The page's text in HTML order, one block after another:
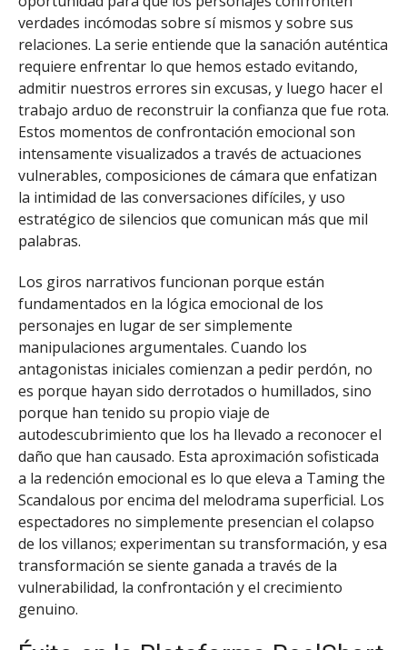
verdades incómodas sobre sí mismos y sobre sus
relaciones. La serie entiende que la sanación auténtica
requiere enfrentar lo que hemos estado evitando,
admitir nuestros errores sin excusas, y luego hacer el
trabajo arduo de reconstruir la confianza que fue rota.
Estos momentos de confrontación emocional son
intensamente visualizados a través de actuaciones
vulnerables, composiciones de cámara que enfatizan
la intimidad de las conversaciones difíciles, y uso
estratégico de silencios que comunican más que mil
palabras.
Los giros narrativos funcionan porque están
fundamentados en la lógica emocional de los
personajes en lugar de ser simplemente
manipulaciones argumentales. Cuando los
antagonistas iniciales comienzan a pedir perdón, no
es porque hayan sido derrotados o humillados, sino
porque han tenido su propio viaje de
autodescubrimiento que los ha llevado a reconocer el
daño que han causado. Esta aproximación sofisticada
a la redención emocional es lo que eleva a Taming the
Scandalous por encima del melodrama superficial. Los
espectadores no simplemente presencian el colapso
de los villanos; experimentan su transformación, y esa
transformación se siente ganada a través de la
vulnerabilidad, la confrontación y el crecimiento
genuino.